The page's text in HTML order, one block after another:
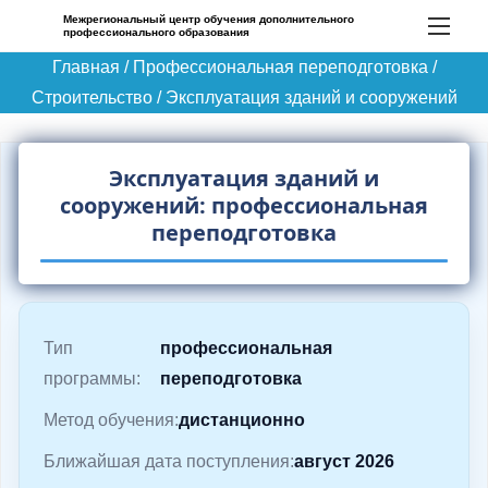
Межрегиональный центр обучения дополнительного
профессионального образования
Главная / Профессиональная переподготовка /
Строительство/ Эксплуатация зданий и сооружений
Эксплуатация зданий и
сооружений: профессиональная
переподготовка
Тип
программы:
профессиональная
переподготовка
Метод обучения:дистанционно
Ближайшая дата поступления:август 2026